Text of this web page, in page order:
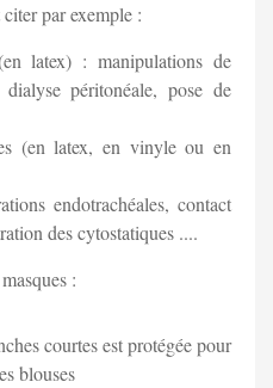
par exemple :
latex) : manipulations de
péritonéale, pose de
(en latex, en vinyle ou en
endotrachéales, contact
des cytostatiques ....
:
courtes est protégée pour
blouses